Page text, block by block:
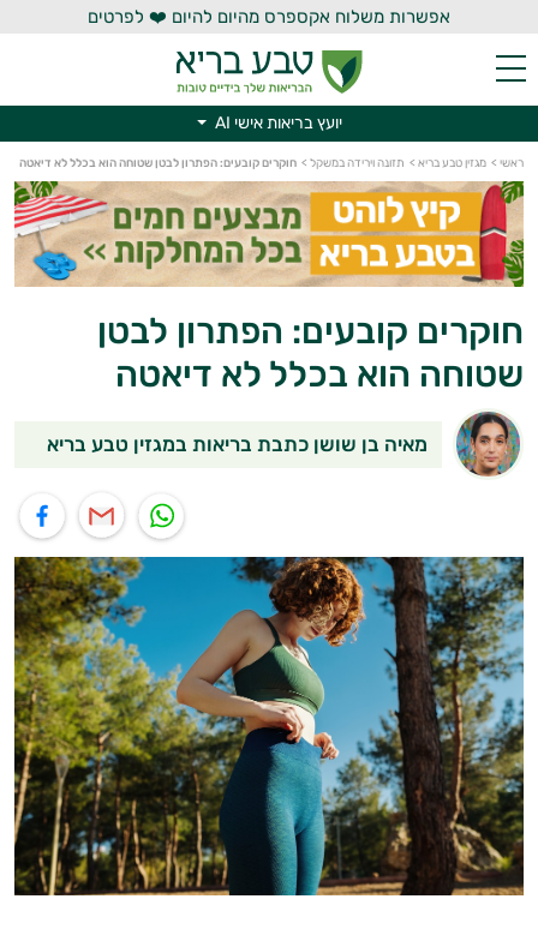
אפשרות משלוח אקספרס מהיום להיום ❤️ לפרטים
יועץ בריאות אישי AI
ראשי > מגזין טבע בריא > תזונה וירידה במשקל > חוקרים קובעים: הפתרון לבטן שטוחה הוא בכלל לא דיאטה
חוקרים קובעים: הפתרון לבטן
שטוחה הוא בכלל לא דיאטה
מאיה בן שושן כתבת בריאות במגזין טבע בריא
יועץ בריאות אישי AI